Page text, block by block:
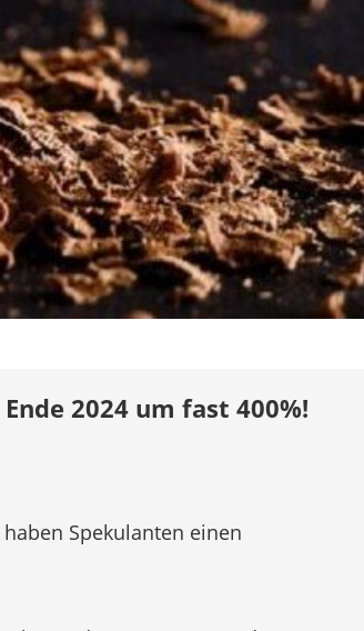
2024 um fast 400%!
Spekulanten einen